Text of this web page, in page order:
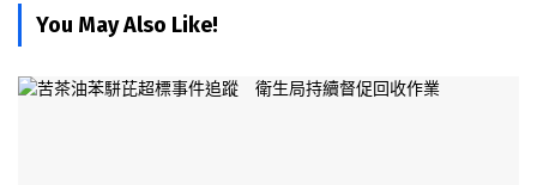
You May Also Like!